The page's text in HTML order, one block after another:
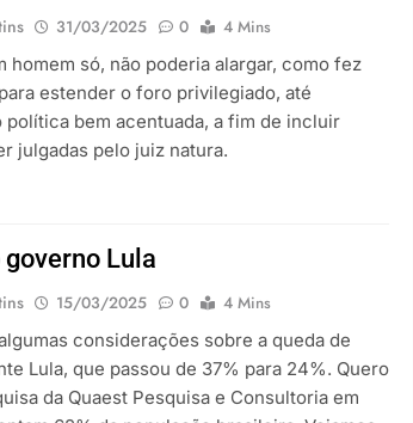
31/03/2025 0
4 Mins
homem só, não poderia alargar, como fez
estender o foro privilegiado, até
bem acentuada, a fim de incluir
julgadas pelo juiz natura.
Lula
15/03/2025 0
4 Mins
considerações sobre a queda de
Lula, que passou de 37% para 24%. Quero
da Quaest Pesquisa e Consultoria em